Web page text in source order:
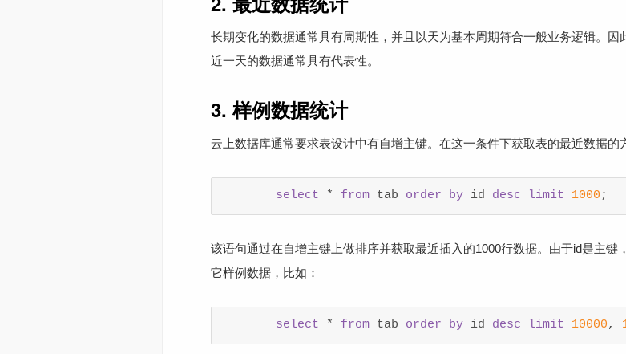
长期变化的数据通常具有周期性，并且以天为基本周期符合一般业务逻辑。
近一天的数据通常具有代表性。
3. 样例数据统计
云上数据库通常要求表设计中有自增主键。在这一条件下获取表的最近数据的
select * from tab order by id desc limit 1000 ;
该语句通过在自增主键上做排序并获取最近插入的1000行数据。由于id是主
它样例数据，比如：
select * from tab order by id desc limit 10000,